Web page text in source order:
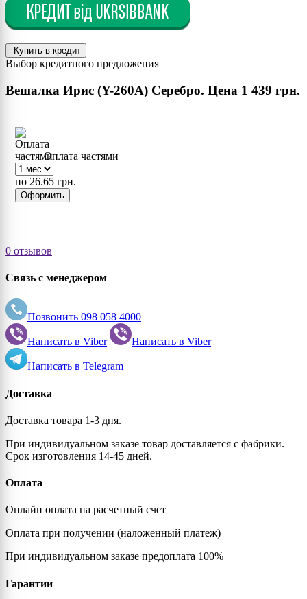
Купить в кредит
Выбор кредитного предложения
Вешалка Ирис (Y-260А) Серебро. Цена 1 439 грн.
Оплата частями
по 26.65 грн.
Оформить
0 отзывов
Связь с менеджером
Позвонить 098 058 4000
Написать в Viber Написать в Viber
Написать в Telegram
Доставка
Доставка товара 1-3 дня.
При индивидуальном заказе товар доставляется с фабрики.
Срок изготовления 14-45 дней.
Оплата
Онлайн оплата на расчетный счет
Оплата при получении (наложенный платеж)
При индивидуальном заказе предоплата 100%
Гарантии